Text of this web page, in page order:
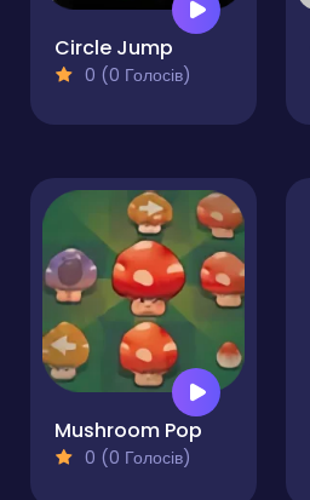
Circle Jump
0 (0 Голосів)
Mushroom Pop
0 (0 Голосів)